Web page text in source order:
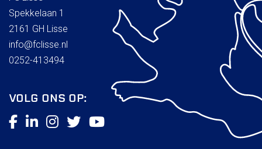
Spekkelaan 1
2161 GH Lisse
info@fclisse.nl
0252-413494
VOLG ONS OP: